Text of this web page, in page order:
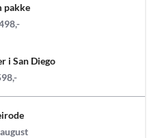
pakke
i San Diego